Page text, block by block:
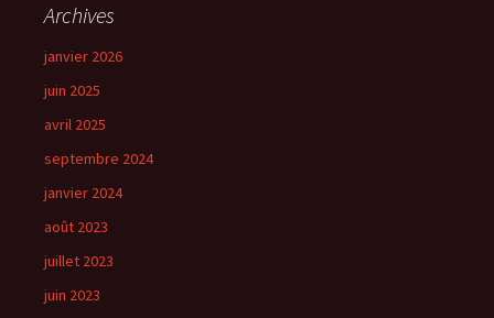
Archives
janvier 2026
juin 2025
avril 2025
septembre 2024
janvier 2024
août 2023
juillet 2023
juin 2023